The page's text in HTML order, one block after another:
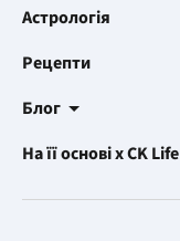
Астрологія
Рецепти
Блог
На її основі x CK Life